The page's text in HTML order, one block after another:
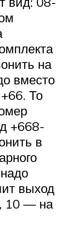
на
вместо
То
+668-
в
выход
10 — на